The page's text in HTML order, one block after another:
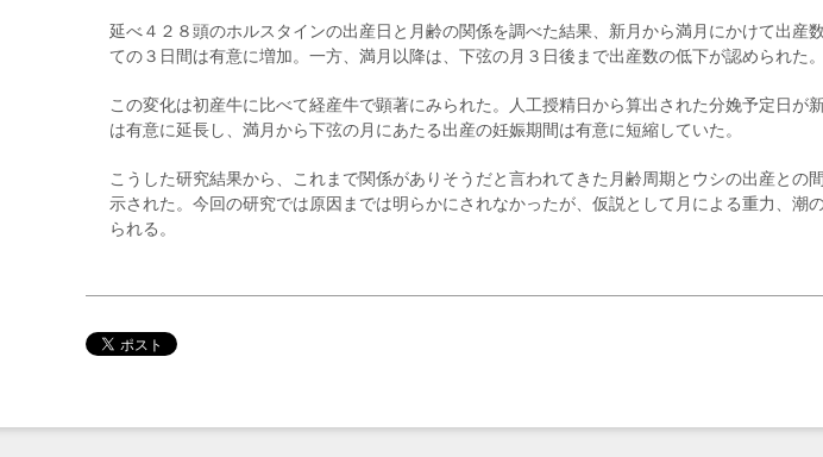
延べ４２８頭のホルスタインの出産日と月齢の関係を調べた結果、新月から満月にかけて出産
ての３日間は有意に増加。一方、満月以降は、下弦の月３日後まで出産数の低下が認められた。
この変化は初産牛に比べて経産牛で顕著にみられた。人工授精日から算出された分娩予定日が
は有意に延長し、満月から下弦の月にあたる出産の妊娠期間は有意に短縮していた。
こうした研究結果から、これまで関係がありそうだと言われてきた月齢周期とウシの出産との
示された。今回の研究では原因までは明らかにされなかったが、仮説として月による重力、潮
られる。